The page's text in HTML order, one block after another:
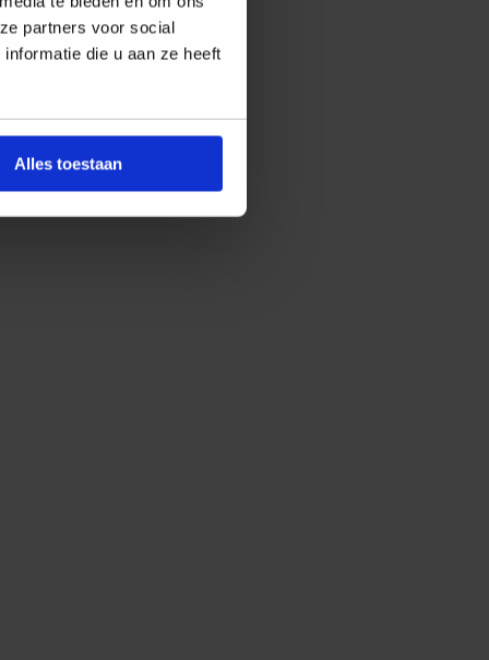
partners voor social
die u aan ze heeft
Alles toestaan